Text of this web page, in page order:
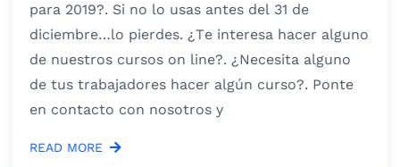
para 2019?. Si no lo usas antes del 31 de
diciembre…lo pierdes. ¿Te interesa hacer alguno
de nuestros cursos on line?. ¿Necesita alguno
de tus trabajadores hacer algún curso?. Ponte
en contacto con nosotros y
READ MORE